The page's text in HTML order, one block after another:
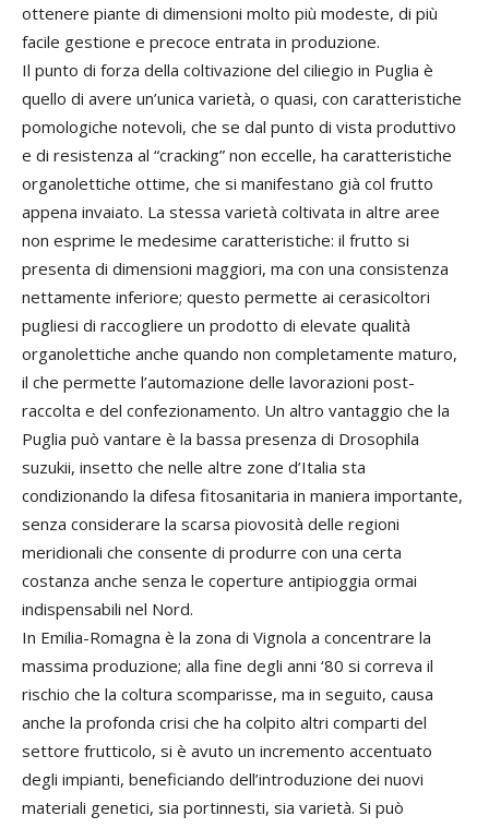
ottenere piante di dimensioni molto più modeste, di più
facile gestione e precoce entrata in produzione.
Il punto di forza della coltivazione del ciliegio in Puglia è
quello di avere un’unica varietà, o quasi, con caratteristiche
pomologiche notevoli, che se dal punto di vista produttivo
e di resistenza al “cracking” non eccelle, ha caratteristiche
organolettiche ottime, che si manifestano già col frutto
appena invaiato. La stessa varietà coltivata in altre aree
non esprime le medesime caratteristiche: il frutto si
presenta di dimensioni maggiori, ma con una consistenza
nettamente inferiore; questo permette ai cerasicoltori
pugliesi di raccogliere un prodotto di elevate qualità
organolettiche anche quando non completamente maturo,
il che permette l’automazione delle lavorazioni post-
raccolta e del confezionamento. Un altro vantaggio che la
Puglia può vantare è la bassa presenza di Drosophila
suzukii, insetto che nelle altre zone d’Italia sta
condizionando la difesa fitosanitaria in maniera importante,
senza considerare la scarsa piovosità delle regioni
meridionali che consente di produrre con una certa
costanza anche senza le coperture antipioggia ormai
indispensabili nel Nord.
In Emilia-Romagna è la zona di Vignola a concentrare la
massima produzione; alla fine degli anni ‘80 si correva il
rischio che la coltura scomparisse, ma in seguito, causa
anche la profonda crisi che ha colpito altri comparti del
settore frutticolo, si è avuto un incremento accentuato
degli impianti, beneficiando dell’introduzione dei nuovi
materiali genetici, sia portinnesti, sia varietà. Si può